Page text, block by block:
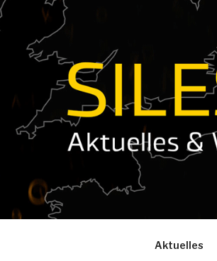
Zum
Inhalt
springen
Aktuelles